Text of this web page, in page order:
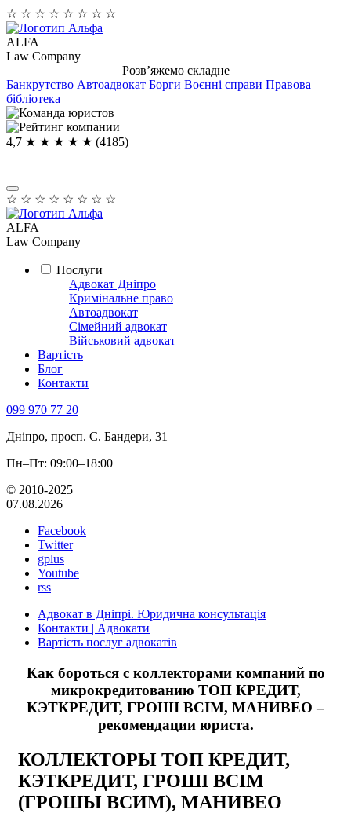
☆ ☆ ☆ ☆ ☆ ☆ ☆ ☆
ALFA
Law Company
Розв’яжемо складне
Банкрутство Автоадвокат Борги Воєнні справи Правова
бібліотека
4,7 ★ ★ ★ ★ ★ (4185)
☆ ☆ ☆ ☆ ☆ ☆ ☆ ☆
ALFA
Law Company
Послуги
Адвокат Дніпро
Кримінальне право
Автоадвокат
Сімейний адвокат
Військовий адвокат
Вартість
Блог
Контакти
099 970 77 20
Дніпро, просп. С. Бандери, 31
Пн–Пт: 09:00–18:00
© 2010-2025
07.08.2026
Facebook
Twitter
gplus
Youtube
rss
Адвокат в Дніпрі. Юридична консультація
Контакти | Адвокати
Вартість послуг адвокатів
Как бороться с коллекторами компаний по
микрокредитованию ТОП КРЕДИТ,
КЭТКРЕДИТ, ГРОШІ ВСІМ, МАНИВЕО –
рекомендации юриста.
КОЛЛЕКТОРЫ ТОП КРЕДИТ,
КЭТКРЕДИТ, ГРОШІ ВСІМ
(ГРОШЫ ВСИМ), МАНИВЕО